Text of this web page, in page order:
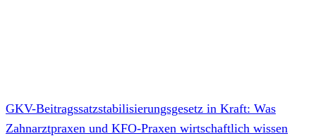
GKV-Beitragssatzstabilisierungsgesetz in Kraft: Was
Zahnarztpraxen und KFO-Praxen wirtschaftlich wissen